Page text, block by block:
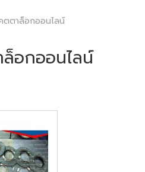
ตตาล็อกออนไลน์
อกออนไลน์